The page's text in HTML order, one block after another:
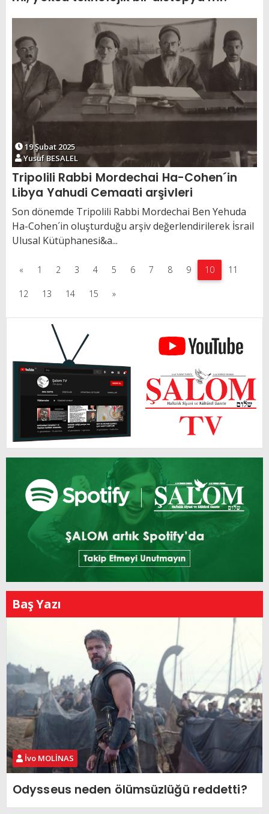
19 Şubat 2025
Yusuf BESALEL
Tripolili Rabbi Mordechai Ha-Cohen´in
Libya Yahudi Cemaati arşivleri
Son dönemde Tripolili Rabbi Mordechai Ben Yehuda
Ha-Cohen´in oluşturduğu arşiv değerlendirilerek İsrail
Ulusal Kütüphanesi&a...
« 1 2 3 4 5 6 7 8 9 10 11
12 13 14 15 »
Baş Yazı
İvo MOLİNAS
Odysseus neden ölümsüzlüğü reddetti?